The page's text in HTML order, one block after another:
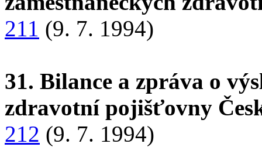
211 (9. 7. 1994)
31. Bilance a zpráva o
zdravotní pojišťovny
212 (9. 7. 1994)